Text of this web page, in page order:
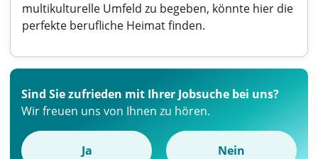
multikulturelle Umfeld zu begeben, könnte hier die
perfekte berufliche Heimat finden.
Sind Sie zufrieden mit Ihrer Jobsuche bei uns?
Wir freuen uns von Ihnen zu hören.
Ja Nein